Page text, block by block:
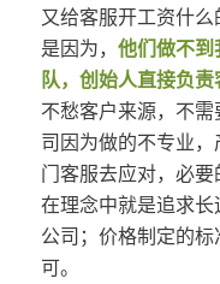
又给客服开工资什
是因为， 他们做不
队，创始人直接负责
不愁客户来源，不
司因为做的不专业
门客服去应对，必
在理念中就是追求
公司；价格制定的
可。